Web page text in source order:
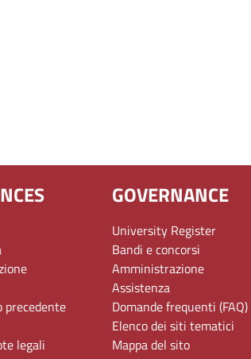
legali
GOVERNANCE
University Register
Bandi e concorsi
Amministrazione
Assistenza
Domande frequenti (FAQ)
Elenco dei siti tematici
Mappa del sito